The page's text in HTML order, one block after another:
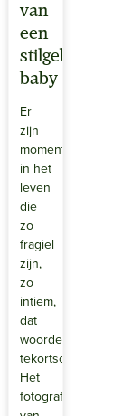
van
een
stilgeboren
baby
Er
zijn
momenten
in het
leven
die
zo
fragiel
zijn,
zo
intiem,
dat
woorden
tekortschieten.
Het
fotograferen